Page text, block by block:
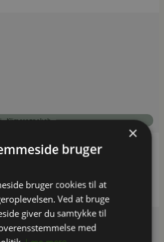
, Klimaregnskab
Turismeudvikling
30+ certificeringsforløb
×
bruger
bruger cookies til at
Ved at bruge
giver du samtykke til
med